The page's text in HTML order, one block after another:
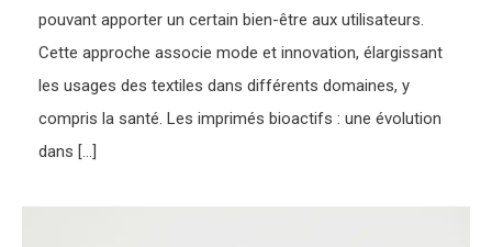
pouvant apporter un certain bien-être aux utilisateurs.
Cette approche associe mode et innovation, élargissant
les usages des textiles dans différents domaines, y
compris la santé. Les imprimés bioactifs : une évolution
dans […]